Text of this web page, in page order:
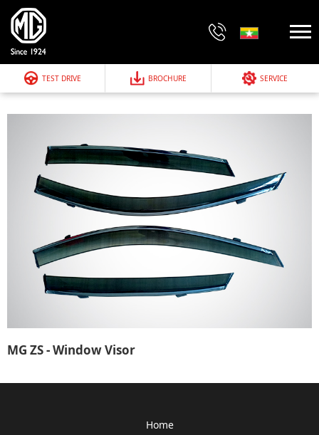
TEST DRIVE BROCHURE SERVICE
MG ZS - Window Visor
Home